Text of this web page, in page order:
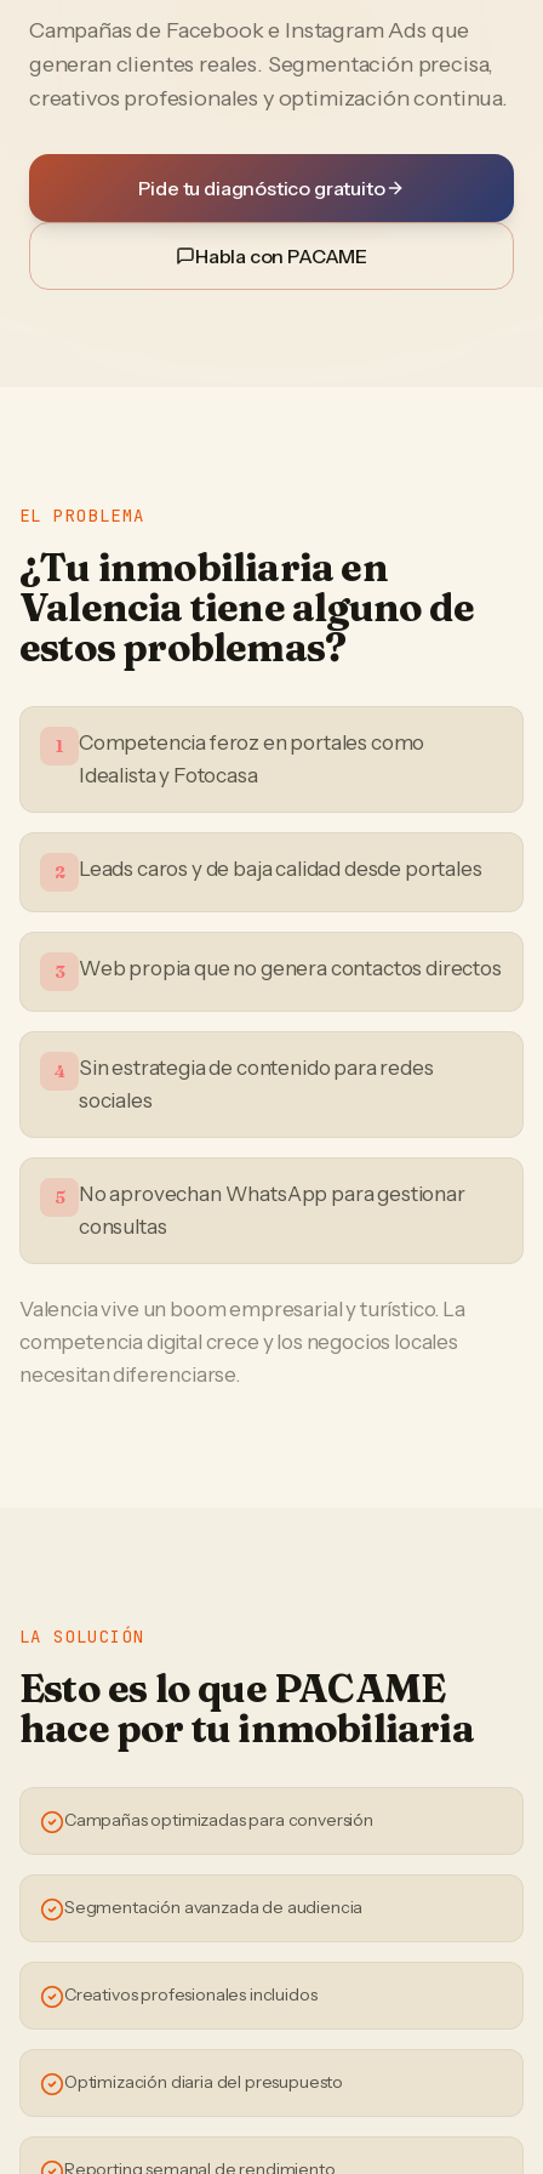
Campañas de Facebook e Instagram Ads que
generan clientes reales. Segmentación precisa,
creativos profesionales y optimización continua.
Pide tu diagnóstico gratuito
Habla con PACAME
EL PROBLEMA
¿Tu inmobiliariaen
Valenciatiene alguno de
estos problemas?
1
Competencia feroz en portales como
Idealista y Fotocasa
2 Leads caros y de baja calidad desde portales
3 Web propia que no genera contactos directos
4
Sin estrategia de contenido para redes
sociales
5
No aprovechan WhatsApp para gestionar
consultas
Valencia vive un boom empresarial y turístico. La
competencia digital crece y los negocios locales
necesitan diferenciarse.
LA SOLUCIÓN
Esto es lo que PACAME
hace por tuinmobiliaria
Campañas optimizadas para conversión
Segmentación avanzada de audiencia
Creativos profesionales incluidos
Optimización diaria del presupuesto
Reporting semanal de rendimiento